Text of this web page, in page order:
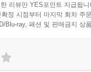
리뷰만 YES포인트 지급됩니
정 시점부터 마지막 회차 주
Blu-ray, 패션 및 판매금지 상